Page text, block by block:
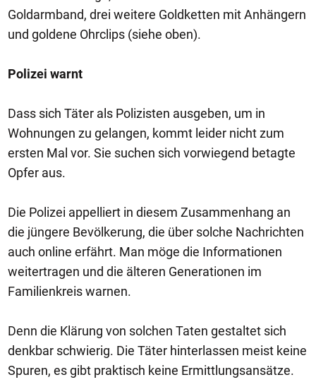
Goldarmband, drei weitere Goldketten mit Anhängern
und goldene Ohrclips (siehe oben).
Polizei warnt
Dass sich Täter als Polizisten ausgeben, um in
Wohnungen zu gelangen, kommt leider nicht zum
ersten Mal vor. Sie suchen sich vorwiegend betagte
Opfer aus.
Die Polizei appelliert in diesem Zusammenhang an
die jüngere Bevölkerung, die über solche Nachrichten
auch online erfährt. Man möge die Informationen
weitertragen und die älteren Generationen im
Familienkreis warnen.
Denn die Klärung von solchen Taten gestaltet sich
denkbar schwierig. Die Täter hinterlassen meist keine
Spuren, es gibt praktisch keine Ermittlungsansätze.